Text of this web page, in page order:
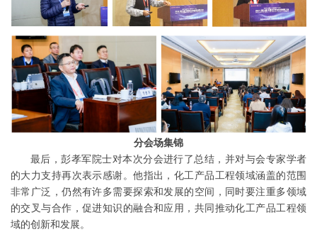
分会场集锦
最后，彭孝军院士对本次分会进行了总结，并对与会专家学者
的大力支持再次表示感谢。他指出，化工产品工程领域涵盖的范围
非常广泛，仍然有许多需要探索和发展的空间，同时要注重多领域
的交叉与合作，促进知识的融合和应用，共同推动化工产品工程领
域的创新和发展。